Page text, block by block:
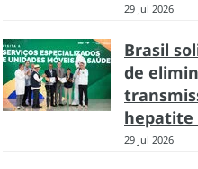
29 Jul 2026
Brasil
de
hepatite
29 Jul 2026